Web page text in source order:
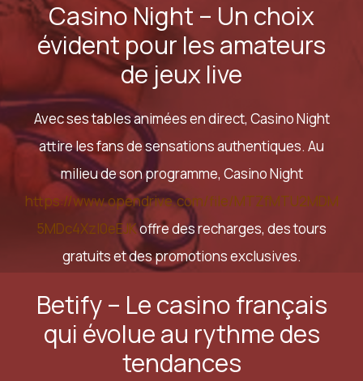
Casino Night – Un choix
évident pour les amateurs
de jeux live
Avec ses tables animées en direct, Casino Night
attire les fans de sensations authentiques. Au
milieu de son programme, Casino Night
https://www.opendrive.com/file/MTZfMTU2MDM
5MDc4Xzl0eEJKoffre des recharges, des tours
gratuits et des promotions exclusives.
Betify – Le casino français
qui évolue au rythme des
tendances